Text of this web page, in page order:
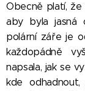
Obecně platí,
aby byla jasná
polární záře je
každopádně
napsala, jak se
kde